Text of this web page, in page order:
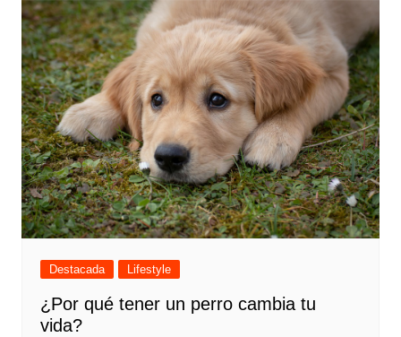
Destacada Lifestyle
¿Por qué tener un perro cambia tu
vida?